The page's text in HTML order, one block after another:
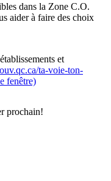
dans la Zone C.O.
aider à faire des choix
et
ta-voie-ton-
fenêtre)
prochain!